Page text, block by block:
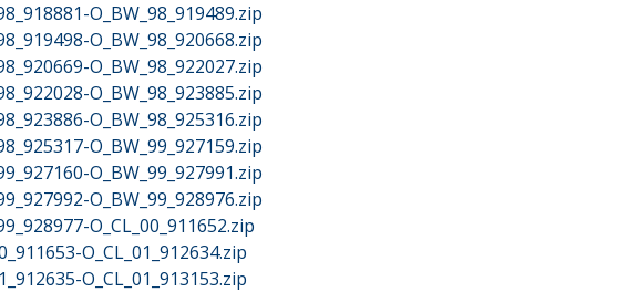
O_BW_98_919489.zip
O_BW_98_920668.zip
O_BW_98_922027.zip
O_BW_98_923885.zip
O_BW_98_925316.zip
O_BW_99_927159.zip
O_BW_99_927991.zip
O_BW_99_928976.zip
O_CL_00_911652.zip
O_CL_01_912634.zip
O_CL_01_913153.zip